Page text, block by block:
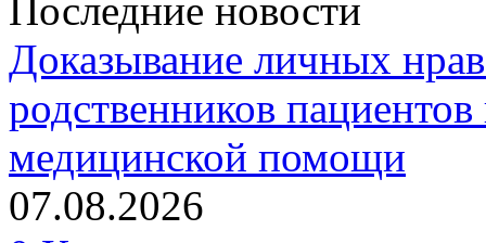
Последние новости
Доказывание личных
родственников
медицинской помощи
07.08.2026